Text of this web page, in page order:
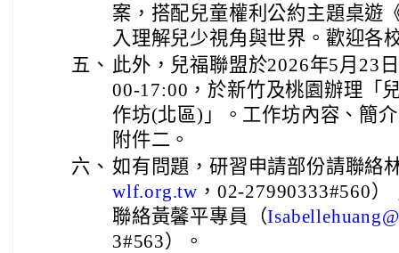
案，搭配兒童權利公約主題桌遊
入理解兒少視角與世界。歡迎各
五、 此外，兒福聯盟於2026年5月23
00-17:00，於新竹及桃園辦理「
作坊(北區)」。工作坊內容、簡
附件二。
六、 如有問題，研習申請部份請聯絡
wlf.org.tw ，02-27990333#560
聯絡黃馨平專員（
3#563）。